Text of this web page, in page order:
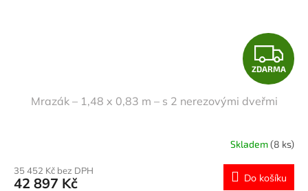
Z
D
R
M
ZDARMA
Mrazák – 1,48 x 0,83 m – s 2 nerezovými dveřmi
Skladem(8 ks)
35 452 Kč bez DPH
42 897 Kč Do košíku